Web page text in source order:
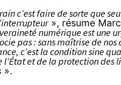
c’est faire de sorte que
», résume
numérique est une
pas : sans maîtrise de nos
c’est la condition sine
l’État et de la protection des
».